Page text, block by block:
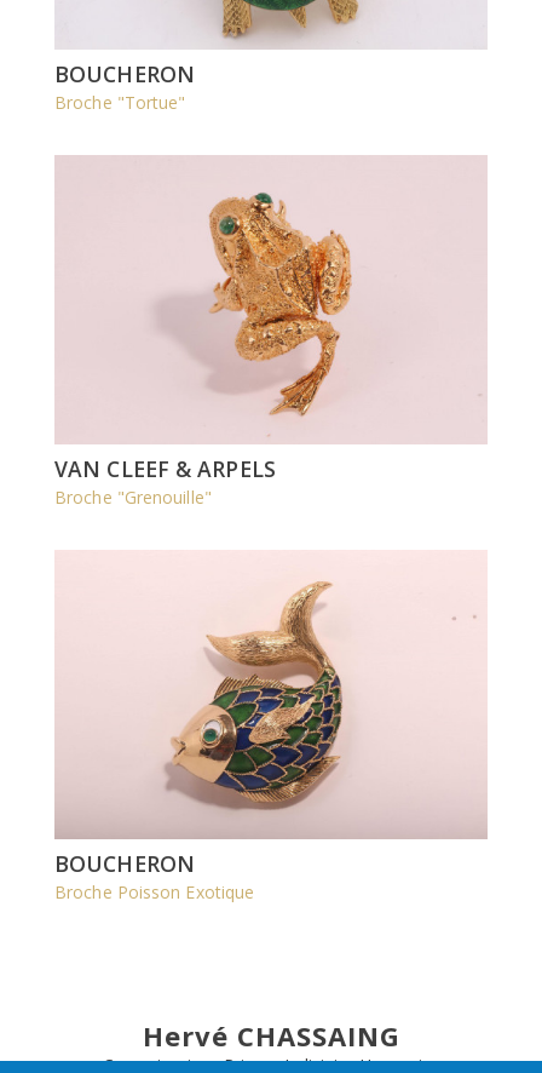
BOUCHERON
Broche "Tortue"
VAN CLEEF & ARPELS
Broche "Grenouille"
BOUCHERON
Broche Poisson Exotique
Hervé CHASSAING
Commissaire - Priseur Judiciaire Honoraire